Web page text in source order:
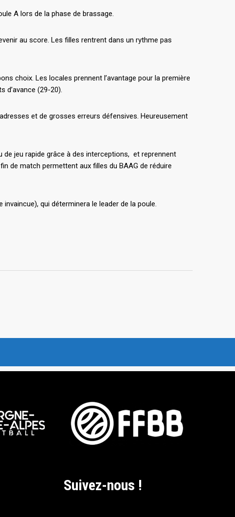
A lors de la phase de brassage.
au score. Les filles rentrent dans un rythme pas
choix. Les locales prennent l’avantage pour la première
d’avance (29-20).
et de grosses erreurs défensives. Heureusement
de jeu rapide grâce à des interceptions, et reprennent
de match permettent aux filles du BAAG de réduire
qui déterminera le leader de la poule.
Suivez-nous !